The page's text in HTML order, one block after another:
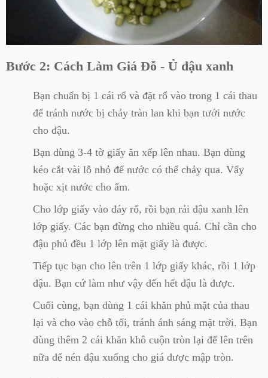
Bước 2: Cách Làm Giá Đỗ - Ủ đậu xanh
Bạn chuẩn bị 1 cái rổ và đặt rổ vào trong 1 cái thau
để tránh nước bị chảy tràn lan khi bạn tưới nước
cho đậu.
Bạn dùng 3-4 tờ giấy ăn xếp lên nhau. Bạn dùng
kéo cắt vài lỗ nhỏ để nước có thể chảy qua. Vẩy
hoặc xịt nước cho ẩm.
Cho lớp giấy vào đáy rổ, rồi bạn rải đậu xanh lên
lớp giấy. Các bạn đừng cho nhiều quá. Chỉ cần cho
đậu phủ đều 1 lớp lên mặt giấy là được.
Tiếp tục bạn cho lên trên 1 lớp giấy khác, rồi 1 lớp
đậu. Bạn cứ làm như vậy đến hết đậu là được.
Cuối cùng, bạn dùng 1 cái khăn phủ mặt của thau
lại và cho vào chỗ tối, tránh ánh sáng mặt trời. Bạn
dùng thêm 2 cái khăn khô cuộn tròn lại để lên trên
nữa để nén đậu xuống cho giá được mập tròn.